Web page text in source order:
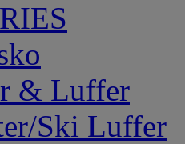
& Luffer
Ski Luffer